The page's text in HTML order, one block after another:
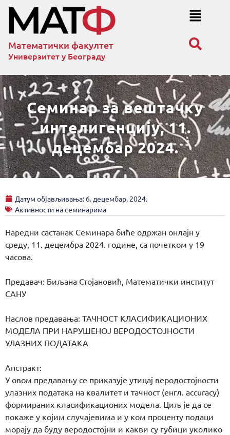
Математички факултет
Универзитет у Београду
Семинар за вештачку
интелигенцију, 11.
децембар 2024.
Датум објављивања: 6. децембар, 2024.
Активности на семинарима
Наредни састанак Семинара биће одржан онлајн у
среду, 11. децембра 2024. године, са почетком у 19
часова.
Предавач: Биљана Стојановић, Математички институт
САНУ
Наслов предавања: ТАЧНОСТ КЛАСИФИКАЦИОНИХ
МОДЕЛА ПРИ НАРУШЕНОЈ ВЕРОДОСТОЈНОСТИ
УЛАЗНИХ ПОДАТАКА
Апстракт:
У овом предавању се приказује утицај веродостојности
улазних података на квалитет и тачност (енгл. accuracy)
формираних класификационих модела. Циљ је да се
покаже у којим случајевима и у ком проценту подаци
морају да буду веродостојни и какви су губици уколико